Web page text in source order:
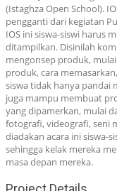
(Istaghza Open School).
pengganti dari kegiatan
IOS ini siswa-siswi harus
ditampilkan. Disinilah
mengonsep produk,
produk, cara
siswa tidak hanya pandai
juga mampu membuat
yang dipamerkan, mulai
fotografi, videografi, seni
diadakan acara ini siswa-
sehingga kelak mereka
masa depan mereka.